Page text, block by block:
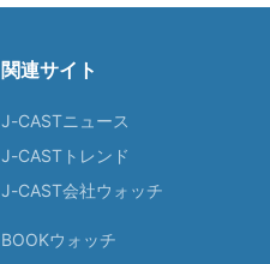
関連サイト
J-CASTニュース
J-CASTトレンド
J-CAST会社ウォッチ
BOOKウォッチ